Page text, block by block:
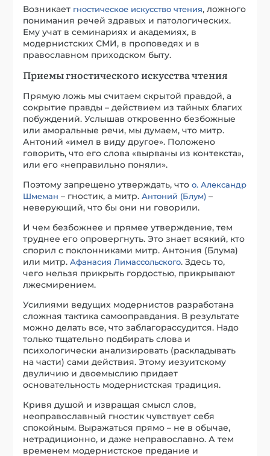
Возникает гностическое искусство чтения, ложного
понимания речей здравых и патологических.
Ему учат в семинариях и академиях, в
модернистских СМИ, в проповедях и в
православном приходском быту.
Приемы гностического искусства чтения
Прямую ложь мы считаем скрытой правдой, а
сокрытие правды – действием из тайных благих
побуждений. Услышав откровенно безбожные
или аморальные речи, мы думаем, что митр.
Антоний «имел в виду другое». Положено
говорить, что его слова «вырваны из контекста»,
или его «неправильно поняли».
Поэтому запрещено утверждать, чтоо. Александр
Шмеман – гностик, а митр.Антоний (Блум) –
неверующий, что бы они ни говорили.
И чем безбожнее и прямее утверждение, тем
труднее его опровергнуть. Это знает всякий, кто
спорил с поклонниками митр. Антония (Блума)
или митр.Афанасия Лимассольского. Здесь то,
чего нельзя прикрыть гордостью, прикрывают
лжесмирением.
Усилиями ведущих модернистов разработана
сложная тактика самооправдания. В результате
можно делать все, что заблагорассудится. Надо
только тщательно подбирать слова и
психологически анализировать (раскладывать
на части) сами действия. Этому иезуитскому
двуличию и двоемыслию придает
основательность модернистская традиция.
Кривя душой и извращая смысл слов,
неоправославный гностик чувствует себя
спокойным. Выражаться прямо – не в обычае,
нетрадиционно, и даже неправославно. А тем
временем модернистское предание и